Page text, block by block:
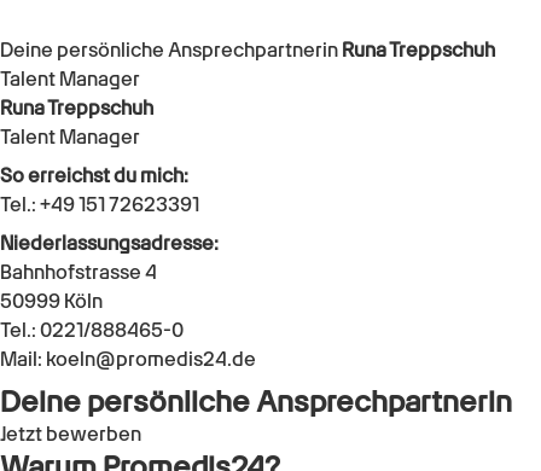
Deine persönliche Ansprechpartnerin Runa Treppschuh
Talent Manager
Runa Treppschuh
Talent Manager
So erreichst du mich:
Tel.: +49 151 72623391
Niederlassungsadresse:
Bahnhofstrasse 4
50999 Köln
Tel.: 0221/888465-0
Mail: koeln@promedis24.de
Deine persönliche Ansprechpartnerin
Jetzt bewerben